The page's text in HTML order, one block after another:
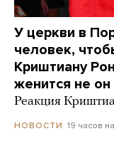
У церкви в
человек,
Криштиану
женится не он
Реакция
НОВОСТИ 19 часов